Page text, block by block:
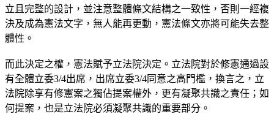
立且完整的設計，並注意整體條文結構之一致性，否則一經複
決及成為憲法文字，無人能再更動，憲法條文亦將可能失去整
體性。
而此決定之權，憲法賦予立法院決定。立法院對於修憲通過設
有全體立委3/4出席，出席立委3/4同意之高門檻，換言之，立
法院除享有修憲案之獨佔提案權外，更有凝聚共識之責任；如
何提案，也是立法院必須凝聚共識的重要部分。